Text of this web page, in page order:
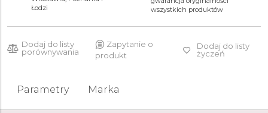
Łodzi
wszystkich produktów
Dodaj do listy
porównywania
Zapytanie o
produkt
Dodaj do listy
życzeń
Parametry Marka